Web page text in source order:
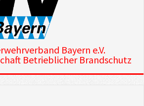
Bayern e.V.
Betrieblicher Brandschutz